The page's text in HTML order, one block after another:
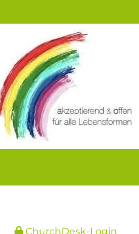
ChurchDesk-Login